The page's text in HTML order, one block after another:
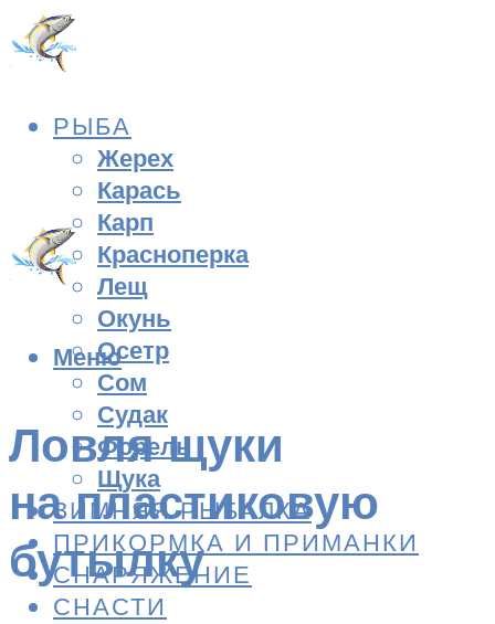
РЫБА
Жерех
Карась
Карп
Красноперка
Лещ
Окунь
Осетр
Сом
Судак
Форель
Щука
ЗИМНЯЯ РЫБАЛКА
ПРИКОРМКА И ПРИМАНКИ
СНАРЯЖЕНИЕ
СНАСТИ
Меню
Ловля щуки
на пластиковую
бутылку